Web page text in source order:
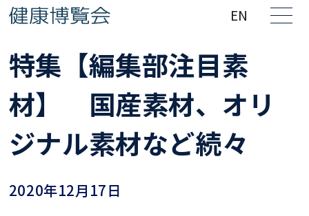
EN
特集【編集部注目素
材】 国産素材、オリ
ジナル素材など続々
2020年12月17日